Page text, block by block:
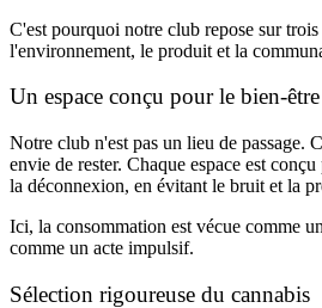
C'est pourquoi notre club repose sur
l'environnement, le produit et la
Un espace conçu pour le bien-être
Notre club n'est pas un lieu de passage.
envie de rester. Chaque espace est
la déconnexion, en évitant le bruit et la
Ici, la consommation est vécue comme
comme un acte impulsif.
Sélection rigoureuse du cannabis